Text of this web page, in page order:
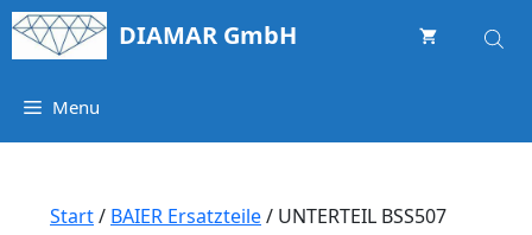
Springe
zum
DIAMAR GmbH
Menu
Start/ BAIER Ersatzteile/ UNTERTEIL BSS507